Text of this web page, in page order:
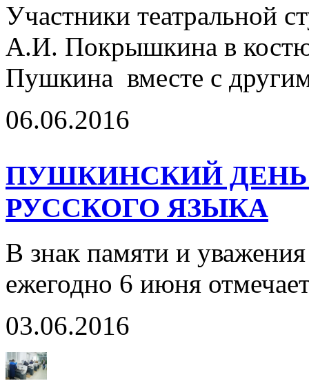
Участники театральной
А.И. Покрышкина в
Пушкина вместе с
06.06.2016
ПУШКИНСКИЙ ДЕНЬ
РУССКОГО ЯЗЫКА
В знак памяти и
ежегодно 6 июня
03.06.2016